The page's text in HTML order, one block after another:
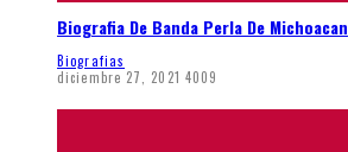
Biografia De Banda Perla De Michoacan
Biografias
diciembre 27, 2021 4009